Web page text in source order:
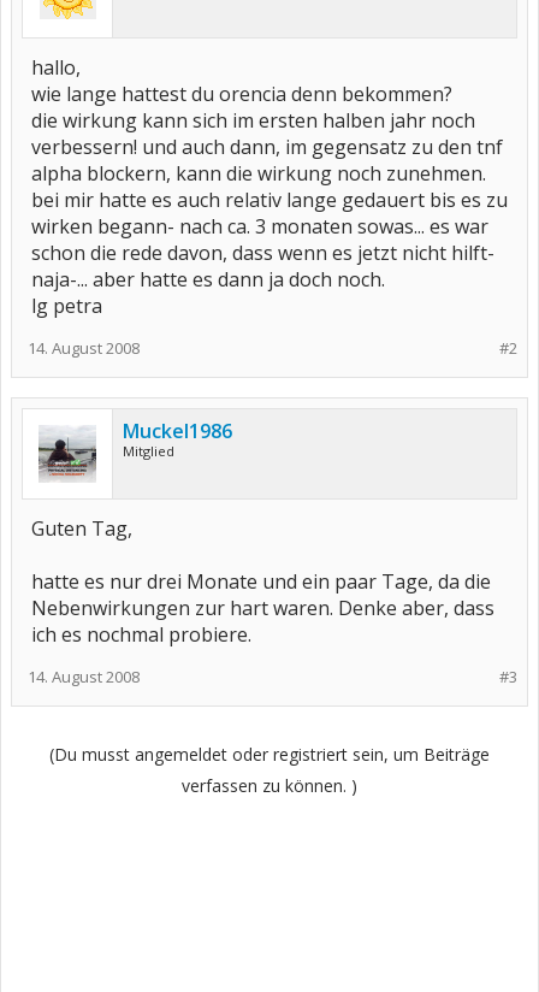
hallo,
wie lange hattest du orencia denn bekommen?
die wirkung kann sich im ersten halben jahr noch
verbessern! und auch dann, im gegensatz zu den tnf
alpha blockern, kann die wirkung noch zunehmen.
bei mir hatte es auch relativ lange gedauert bis es zu
wirken begann- nach ca. 3 monaten sowas... es war
schon die rede davon, dass wenn es jetzt nicht hilft-
naja-... aber hatte es dann ja doch noch.
lg petra
#2
14. August 2008
Muckel1986
Mitglied
Guten Tag,
hatte es nur drei Monate und ein paar Tage, da die
Nebenwirkungen zur hart waren. Denke aber, dass
ich es nochmal probiere.
#3
14. August 2008
(Du musst angemeldet oder registriert sein, um Beiträge
verfassen zu können. )